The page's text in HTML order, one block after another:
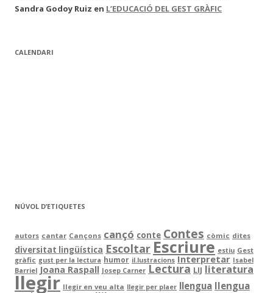
Sandra Godoy Ruiz en L’EDUCACIÓ DEL GEST GRÀFIC
CALENDARI
NÚVOL D’ETIQUETES
autors cantar Cançons cançó conte Contes còmic dites
diversitat lingüística EscoltarEscriure estiu Gest
gràfic gust per la lectura humor il.lustracions Interpretar Isabel
Barriel Joana Raspall Josep Carner Lectura LIJ literatura
llegir llegir en veu alta llegir per plaer llengua llengua